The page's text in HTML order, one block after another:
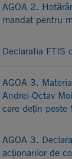
AGOA 2.
mandat pentru
Declaratia FTIS
AGOA 3.
Andrei-Octav
care dețin
AGOA 3.
acționarilor de